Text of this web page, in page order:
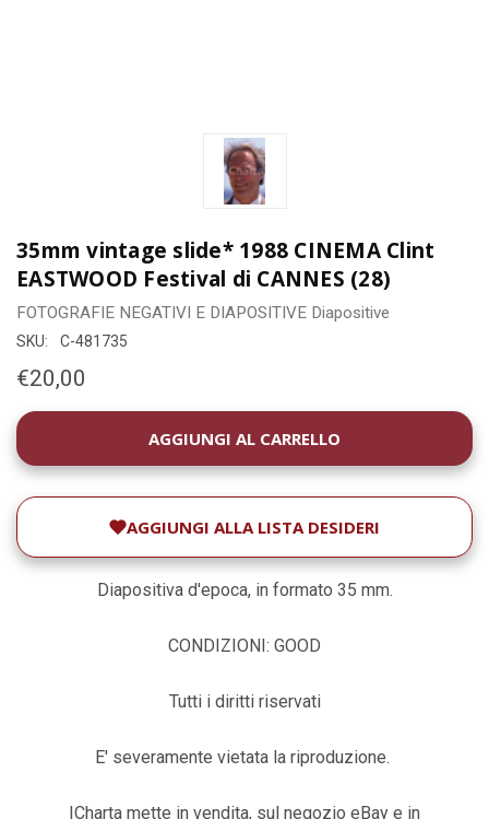
35mm vintage slide* 1988 CINEMA Clint
EASTWOOD Festival di CANNES (28)
FOTOGRAFIE NEGATIVI E DIAPOSITIVE Diapositive
SKU: C-481735
€20,00
DISPONIBILITÀ
ATTUALE:
AGGIUNGI ALLA LISTA DESIDERI
Diapositiva d'epoca, in formato 35 mm.
CONDIZIONI: GOOD
Tutti i diritti riservati
E' severamente vietata la riproduzione.
ICharta mette in vendita, sul negozio eBay e in